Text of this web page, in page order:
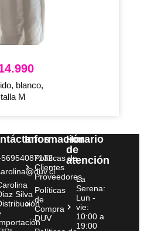
blanco,
talla M
Silva
Información
Políticas de
Clientes
Proveedores
Políticas
de
Compra
DUV
Horario
de
atención
La
Serena:
Lun -
vie:
10:00 a
19:00